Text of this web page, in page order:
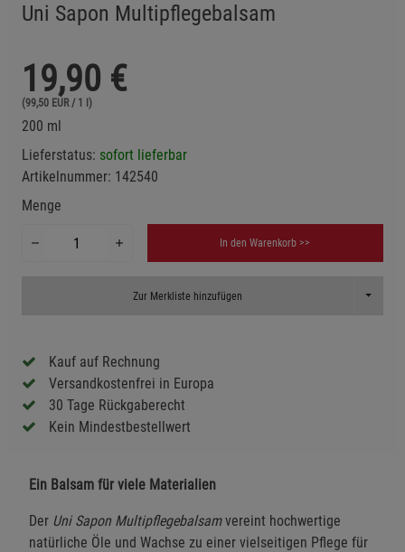
Uni Sapon Multipflegebalsam
19,90 €
(99,50 EUR / 1 l)
200 ml
Lieferstatus: sofort lieferbar
Artikelnummer: 142540
Menge
In den Warenkorb >>
Zur Merkliste hinzufügen Toggle
Kauf auf Rechnung
Versandkostenfrei in Europa
30 Tage Rückgaberecht
Kein Mindestbestellwert
Ein Balsam für viele Materialien
Der Uni Sapon Multipflegebalsamvereint hochwertige
natürliche Öle und Wachse zu einer vielseitigen Pflege für